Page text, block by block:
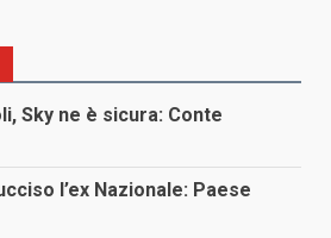
Sky ne è sicura: Conte
l’ex Nazionale: Paese